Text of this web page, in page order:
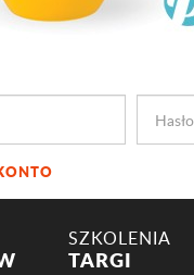
SZKOLENIA
TARGI